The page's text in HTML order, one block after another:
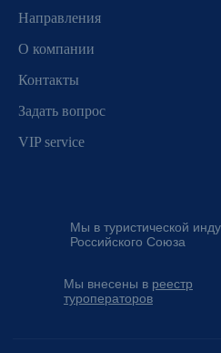
Направления
О компании
Контакты
Задать вопрос
VIP service